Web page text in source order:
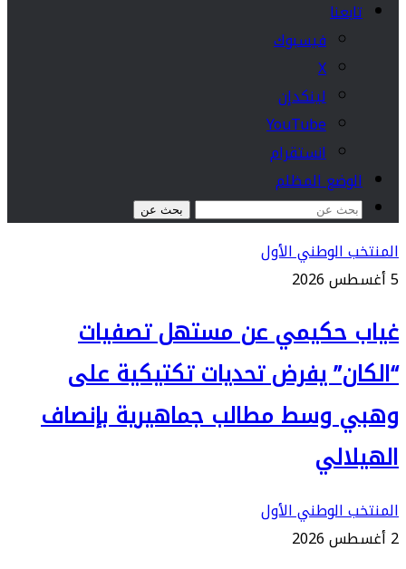
تابعنا
فيسبوك
‫X
لينكدإن
‫YouTube
انستقرام
الوضع المظلم
بحث عن
المنتخب الوطني الأول
5 أغسطس 2026
غياب حكيمي عن مستهل تصفيات
“الكان” يفرض تحديات تكتيكية على
وهبي وسط مطالب جماهيرية بإنصاف
الهيلالي
المنتخب الوطني الأول
2 أغسطس 2026